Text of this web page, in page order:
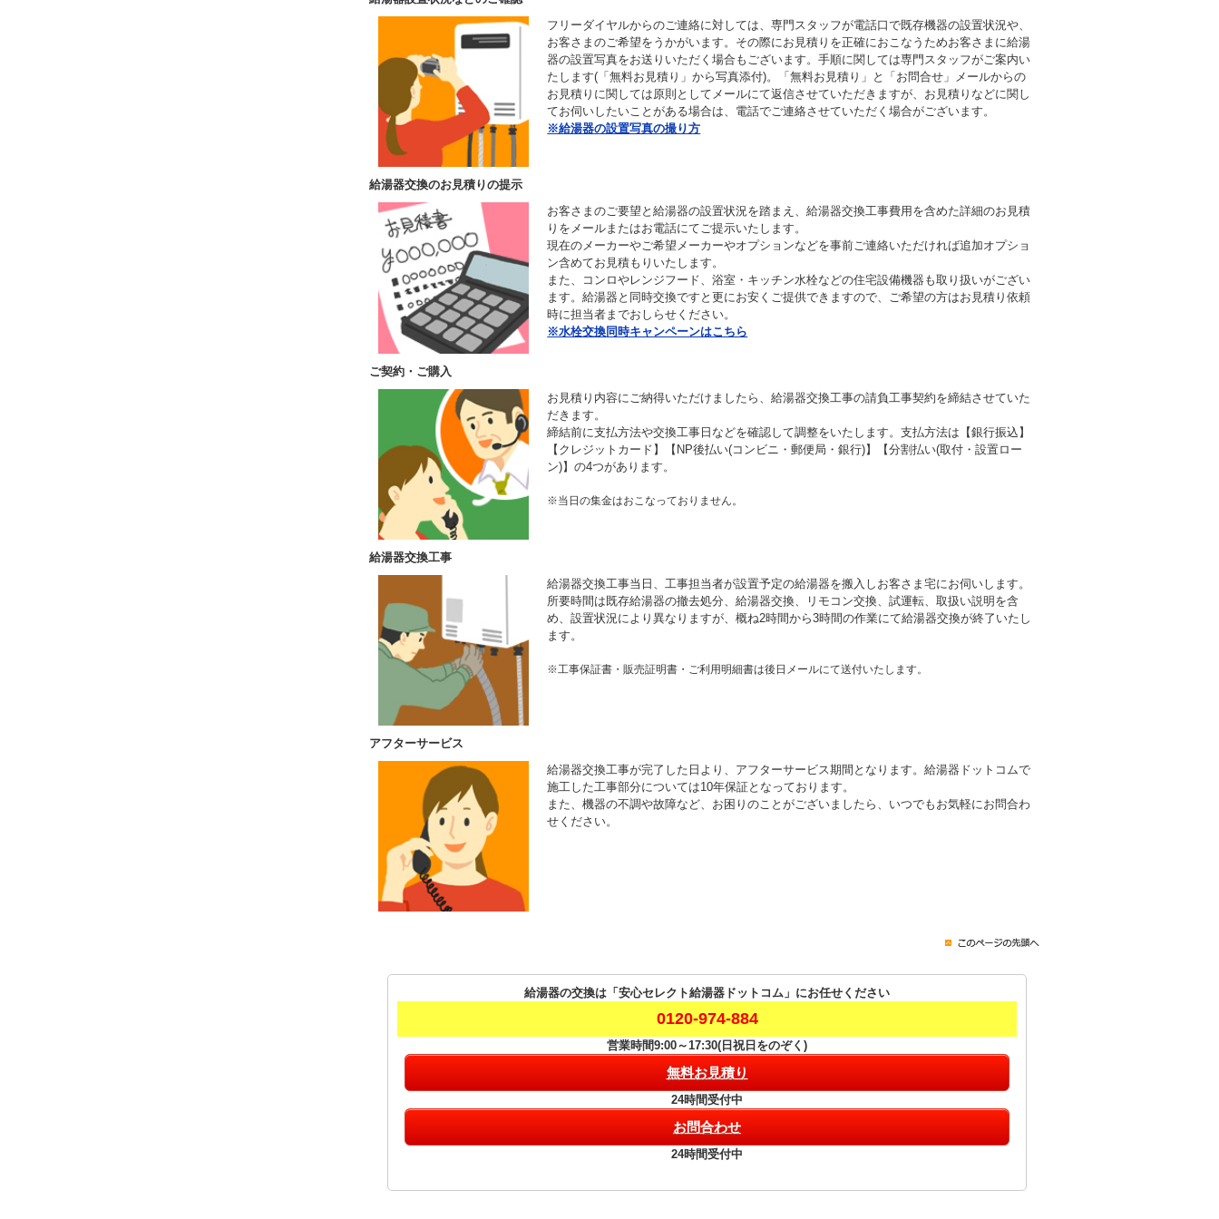
フリーダイヤルからのご連絡に対しては、専門スタッフが電話口で既存機器の設置状況や、
お客さまのご希望をうかがいます。その際にお見積りを正確におこなうためお客さまに給湯
器の設置写真をお送りいただく場合もございます。手順に関しては専門スタッフがご案内い
たします(「無料お見積り」から写真添付)。「無料お見積り」と「お問合せ」メールからの
お見積りに関しては原則としてメールにて返信させていただきますが、お見積りなどに関し
てお伺いしたいことがある場合は、電話でご連絡させていただく場合がございます。
※給湯器の設置写真の撮り方
給湯器交換のお見積りの提示
お客さまのご要望と給湯器の設置状況を踏まえ、給湯器交換工事費用を含めた詳細のお見積
りをメールまたはお電話にてご提示いたします。
現在のメーカーやご希望メーカーやオプションなどを事前ご連絡いただければ追加オプショ
ン含めてお見積もりいたします。
また、コンロやレンジフード、浴室・キッチン水栓などの住宅設備機器も取り扱いがござい
ます。給湯器と同時交換ですと更にお安くご提供できますので、ご希望の方はお見積り依頼
時に担当者までおしらせください。
※水栓交換同時キャンペーンはこちら
ご契約・ご購入
お見積り内容にご納得いただけましたら、給湯器交換工事の請負工事契約を締結させていた
だきます。
締結前に支払方法や交換工事日などを確認して調整をいたします。支払方法は【銀行振込】
【クレジットカード】【NP後払い(コンビニ・郵便局・銀行)】【分割払い(取付・設置ロー
ン)】の4つがあります。
※当日の集金はおこなっておりません。
給湯器交換工事
給湯器交換工事当日、工事担当者が設置予定の給湯器を搬入しお客さま宅にお伺いします。
所要時間は既存給湯器の撤去処分、給湯器交換、リモコン交換、試運転、取扱い説明を含
め、設置状況により異なりますが、概ね2時間から3時間の作業にて給湯器交換が終了いたし
ます。
※工事保証書・販売証明書・ご利用明細書は後日メールにて送付いたします。
アフターサービス
給湯器交換工事が完了した日より、アフターサービス期間となります。給湯器ドットコムで
施工した工事部分については10年保証となっております。
また、機器の不調や故障など、お困りのことがございましたら、いつでもお気軽にお問合わ
せください。
給湯器の交換は「安心セレクト給湯器ドットコム」にお任せください
0120-974-884
営業時間9:00～17:30(日祝日をのぞく)
無料お見積り
24時間受付中
お問合わせ
24時間受付中